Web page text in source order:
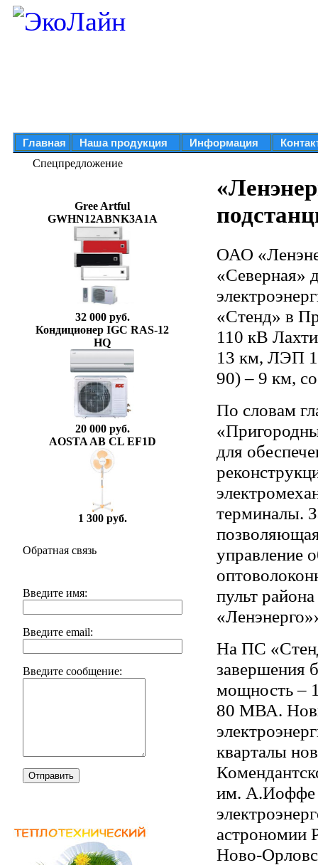
Главная Наша продукция Информация
Спецпредложение
Gree Artful
GWHN12ABNK3A1A
32 000 руб.
Кондиционер IGC RAS-12
HQ
20 000 руб.
AOSTA AB CL EF1D
1 300 руб.
Обратная связь
Введите имя:
Введите email:
Введите сообщение:
Отправить
ОАО
«Северная»
«Стенд» в
110 кВ
13 км, ЛЭП
90) – 9 км,
По словам
для
терминалы.
управление
пульт
На ПС
завершения
мощность –
80 МВА.
кварталы
им. А.Иоффе
астрономии
Ново-